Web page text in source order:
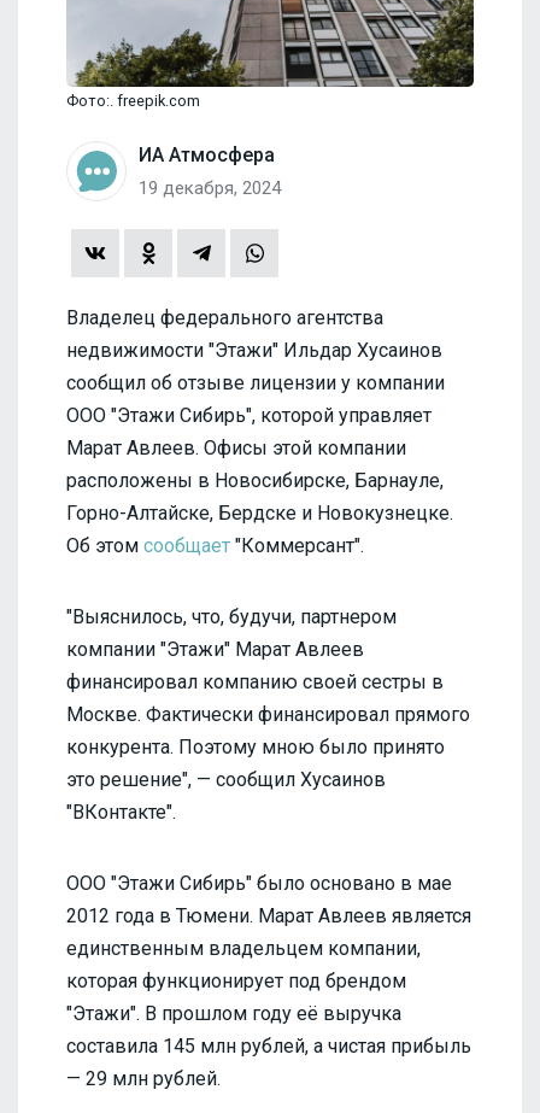
Фото:. freepik.com
ИА Атмосфера
19 декабря, 2024
Владелец федерального агентства
недвижимости "Этажи" Ильдар Хусаинов
сообщил об отзыве лицензии у компании
ООО "Этажи Сибирь", которой управляет
Марат Авлеев. Офисы этой компании
расположены в Новосибирске, Барнауле,
Горно-Алтайске, Бердске и Новокузнецке.
Об этом сообщает "Коммерсант".
"Выяснилось, что, будучи, партнером
компании "Этажи" Марат Авлеев
финансировал компанию своей сестры в
Москве. Фактически финансировал прямого
конкурента. Поэтому мною было принято
это решение", — сообщил Хусаинов
"ВКонтакте".
ООО "Этажи Сибирь" было основано в мае
2012 года в Тюмени. Марат Авлеев является
единственным владельцем компании,
которая функционирует под брендом
"Этажи". В прошлом году её выручка
составила 145 млн рублей, а чистая прибыль
— 29 млн рублей.